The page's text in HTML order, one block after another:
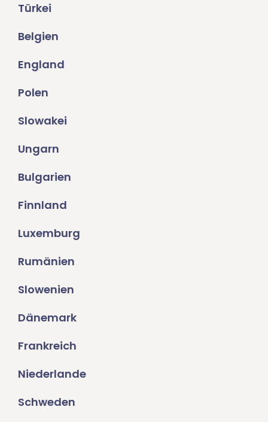
Türkei
Belgien
England
Polen
Slowakei
Ungarn
Bulgarien
Finnland
Luxemburg
Rumänien
Slowenien
Dänemark
Frankreich
Niederlande
Schweden